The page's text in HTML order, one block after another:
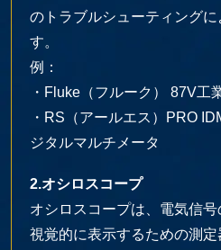
のトラブルシューティングに
す。
例：
・Fluke（フルーク） 87V工
・RS（アールエス）PRO
ジタルマルチメータ
2.オシロスコープ
オシロスコープは、電気信
視覚的に表示するための測